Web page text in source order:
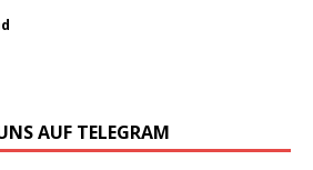
AUF TELEGRAM